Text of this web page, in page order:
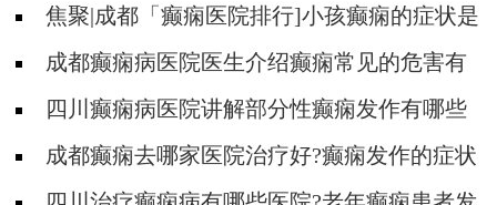
焦聚|成都「癫痫医院排行]小孩癫痫的症状是
什么?成都癫痫病医院医生介绍癫痫常见的危害有
哪些！四川癫痫病医院讲解部分性癫痫发作有哪些
具体表现形式？
成都癫痫去哪家医院治疗好?癫痫发作的症状